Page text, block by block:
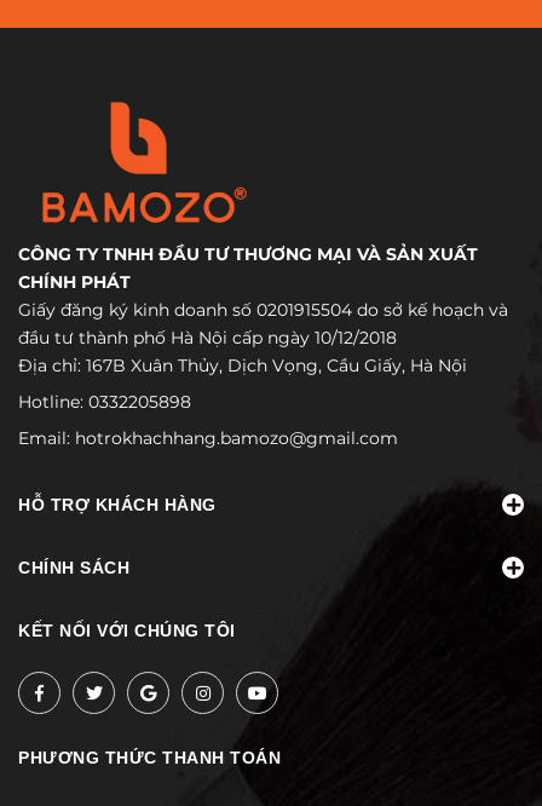
CÔNG TY TNHH ĐẦU TƯ THƯƠNG MẠI VÀ SẢN XUẤT
CHÍNH PHÁT
Giấy đăng ký kinh doanh số 0201915504 do sở kế hoạch và
đầu tư thành phố Hà Nội cấp ngày 10/12/2018
Địa chỉ: 167B Xuân Thủy, Dịch Vọng, Cầu Giấy, Hà Nội
Hotline: 0332205898
Email: hotrokhachhang.bamozo@gmail.com
HỖ TRỢ KHÁCH HÀNG
CHÍNH SÁCH
KẾT NỐI VỚI CHÚNG TÔI
PHƯƠNG THỨC THANH TOÁN